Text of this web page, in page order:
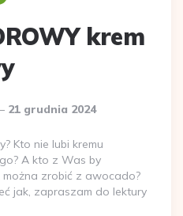
krem
21 grudnia 2024
Kto nie lubi kremu
A kto z Was by
można zrobić z awocado?
jak, zapraszam do lektury